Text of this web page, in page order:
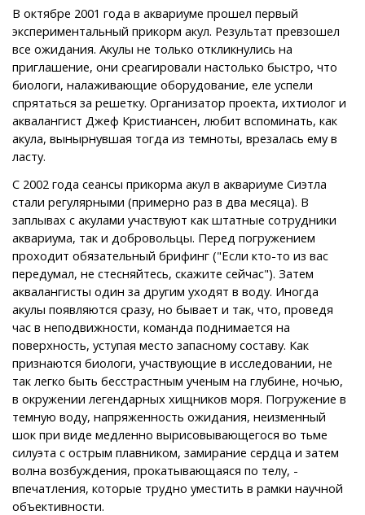
В октябре 2001 года в аквариуме прошел первый
экспериментальный прикорм акул. Результат превзошел
все ожидания. Акулы не только откликнулись на
приглашение, они среагировали настолько быстро, что
биологи, налаживающие оборудование, еле успели
спрятаться за решетку. Организатор проекта, ихтиолог и
аквалангист Джеф Кристиансен, любит вспоминать, как
акула, вынырнувшая тогда из темноты, врезалась ему в
ласту.
С 2002 года сеансы прикорма акул в аквариуме Сиэтла
стали регулярными (примерно раз в два месяца). В
заплывах с акулами участвуют как штатные сотрудники
аквариума, так и добровольцы. Перед погружением
проходит обязательный брифинг ("Если кто-то из вас
передумал, не стесняйтесь, скажите сейчас"). Затем
аквалангисты один за другим уходят в воду. Иногда
акулы появляются сразу, но бывает и так, что, проведя
час в неподвижности, команда поднимается на
поверхность, уступая место запасному составу. Как
признаются биологи, участвующие в исследовании, не
так легко быть бесстрастным ученым на глубине, ночью,
в окружении легендарных хищников моря. Погружение в
темную воду, напряженность ожидания, неизменный
шок при виде медленно вырисовывающегося во тьме
силуэта с острым плавником, замирание сердца и затем
волна возбуждения, прокатывающаяся по телу, -
впечатления, которые трудно уместить в рамки научной
объективности.